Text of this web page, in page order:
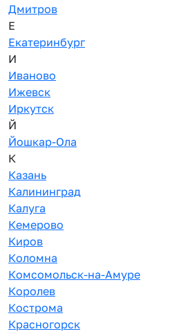
Дмитров
Е
Екатеринбург
И
Иваново
Ижевск
Иркутск
Й
Йошкар-Ола
К
Казань
Калининград
Калуга
Кемерово
Киров
Коломна
Комсомольск-на-Амуре
Королев
Кострома
Красногорск